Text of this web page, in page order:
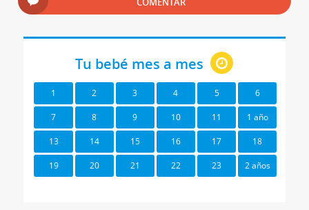
Tu bebé mes a mes
1 2 3 4 5 6
7 8 9 10 11 1 año
13 14 15 16 17 18
19 20 21 22 23 2 años